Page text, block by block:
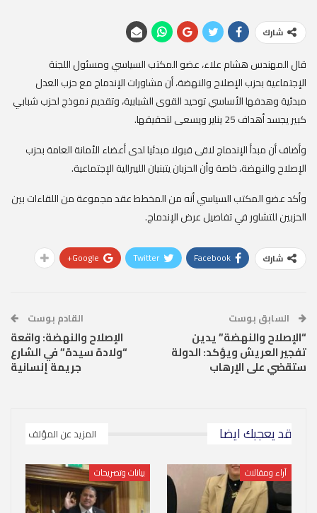
شارك
قال المهندس هشام علاء، عضو المكتب السياسي ومسئول اللجنة
الإجتماعية بحزب الإصلاح والنهضة، أن مشاورات الإندماج مع حزب العدل
مبدئية وهدفها الأساسي توحيد القوى الشبابية، وتقديم نموذج لحزب شبابي
كبير يجسد أهداف 25 يناير ويسعى لتحقيقها.
وأضاف أن مبدأ الإندماج لاقى قبولا مبدئيا لدى أعضاء الأمانة العامة بحزب
الإصلاح والنهضة، خاصة وأن الحزبان يتبنيان الليبرالية الإجتماعية.
وأكد عضو المكتب السياسي أنه من المخطط عقد مجموعة من اللقاءات بين
الحزبين للتشاور في تفاصيل عرض الإندماج.
شارك Facebook
Twitter
Google+
السابق بوست
“الإصلاح والنهضة” يدين
تفجير العريش ويؤكد: الدولة
ستقضي على الإرهاب
القادم بوست
الإصلاح والنهضة: واقعة
“ولادة سيدة” في الشارع
جريمة إنسانية
قد يعجبك ايضا المزيد عن المؤلف
آراء ومقالات بيانات وتصريحات